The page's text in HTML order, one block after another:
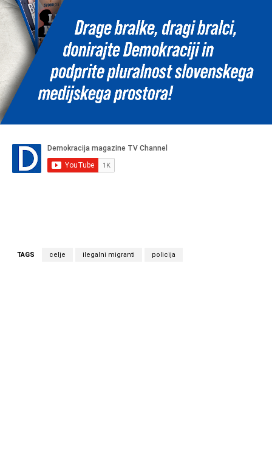
TAGS celje ilegalni migranti policija